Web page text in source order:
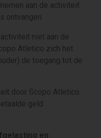
aan de activiteit
ontvangen.
niet aan de
Atletico zich het
de toegang tot de
door Scopo Atletico
geld
en